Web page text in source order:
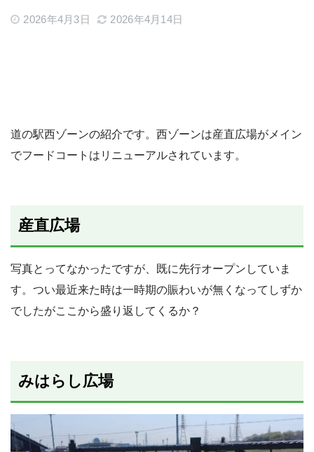
2026年4月3日 2026年4月14日
道の駅西ゾーンの紹介です。西ゾーンは産直広場がメイン
でフードコートはリニューアルされています。
産直広場
写真とってなかったですが、既に先行オープンしていま
す。つい最近来た時は一時期の賑わいが無くなってしずか
でしたがここから盛り返してくるか？
みはらし広場